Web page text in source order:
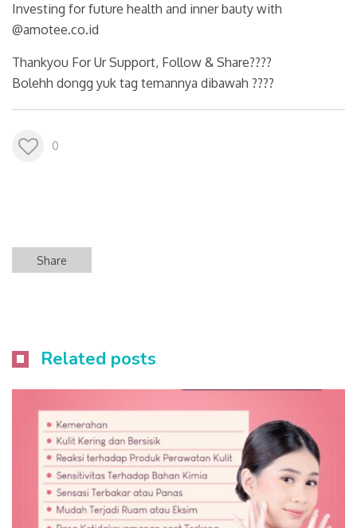
Investing for future health and inner bauty with
@amotee.co.id
Thankyou For Ur Support, Follow & Share????
Bolehh dongg yuk tag temannya dibawah ????
0
Share
Related posts